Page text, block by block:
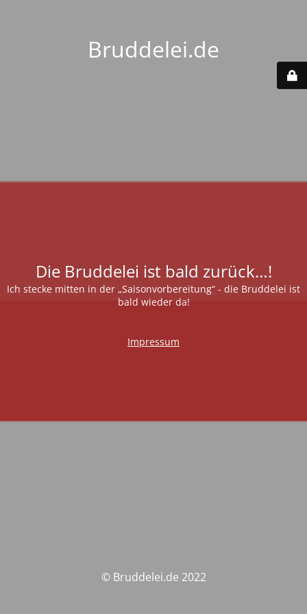
Bruddelei.de
Die Bruddelei ist bald zurück…!
Ich stecke mitten in der „Saisonvorbereitung“ - die Bruddelei ist
bald wieder da!
Impressum
© Bruddelei.de 2022